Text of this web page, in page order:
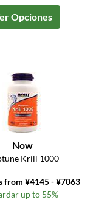
Opciones
Now
Krill 1000
from ¥4145 - ¥7063
up to 55%